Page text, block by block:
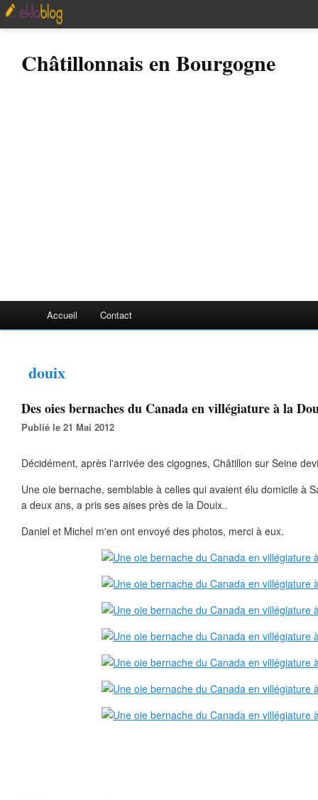
Châtillonnais en Bourgogne
Accueil Contact
douix
Des oies bernaches du Canada en villégiature à la
Publié le 21 Mai 2012
Décidément, après l'arrivée des cigognes, Châtillon sur Seine
Une oie bernache, semblable à celles qui avaient élu domicile à
a deux ans, a pris ses aises près de la Douix..
Daniel et Michel m'en ont envoyé des photos, merci à eux.